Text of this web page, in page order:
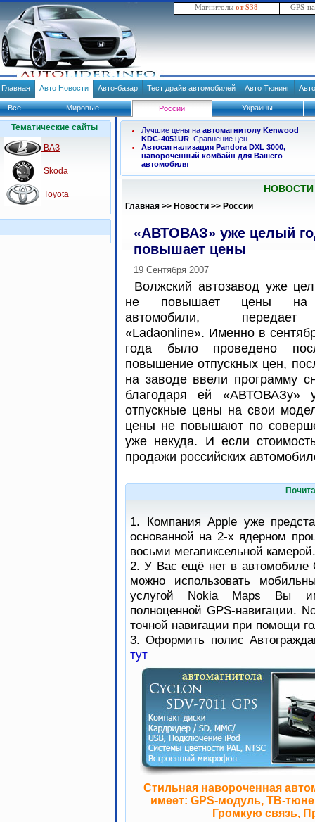
Магнитолы от $38 GPS-
Главная Авто Новости Авто-базар Тест драйв автомобилей Авто Тюнинг
Все Мировые России Украины
Тематические сайты
ВАЗ
Skoda
Toyota
Лучшие цены на автомагнитолу Kenwood
KDC-4051UR . Сравнение цен.
Автосигнализация Pandora DXL 3000,
навороченный комбайн для Вашего
автомобиля
Главная >> Новости >> России
«АВТОВАЗ» уже целый
повышает цены
19 Сентября 2007
Волжский автозавод уже
не повышает цены на
автомобили,
«Ladaonline». Именно в
года было проведено
повышение отпускных цен,
на заводе ввели программу
благодаря ей «АВТОВАЗу»
отпускные цены на свои
цены не повышают по
уже некуда. И если
продажи российских
1. Компания Apple уже
основанной на 2-х ядерном
восьми мегапиксельной камерой.
2. У Вас ещё нет в автомобиле
можно использовать
услугой Nokia Maps Вы
полноценной GPS-навигации.
точной навигации при помощи
3. Оформить полис
тут
Стильная навороченная
имеет: GPS-модуль, ТВ-
Громкую связь,